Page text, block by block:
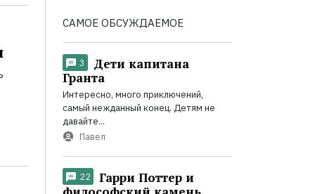
САМОЕ ОБСУЖДАЕМОЕ
3
Дети капитана
Гранта
Интересно, много приключений,
самый нежданный конец. Детям не
давайте...
Павел
22
Гарри Поттер и